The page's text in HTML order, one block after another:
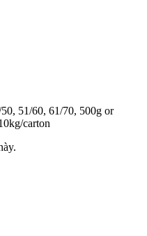
51/60, 61/70, 500g or
carton